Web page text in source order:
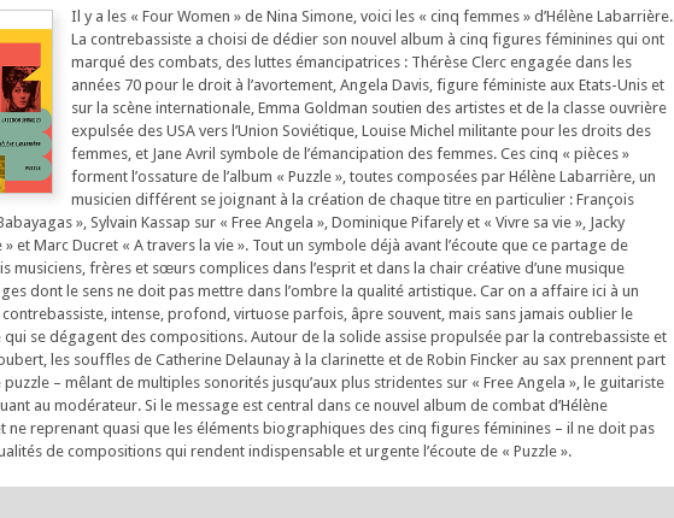
Il y a les « Four Women » de Nina Simone, voici les « cinq femmes » d’Hélène Labarrière.
La contrebassiste a choisi de dédier son nouvel album à cinq figures féminines qui ont
marqué des combats, des luttes émancipatrices : Thérèse Clerc engagée dans les
années 70 pour le droit à l’avortement, Angela Davis, figure féministe aux Etats-Unis et
sur la scène internationale, Emma Goldman soutien des artistes et de la classe ouvrière
expulsée des USA vers l’Union Soviétique, Louise Michel militante pour les droits des
femmes, et Jane Avril symbole de l’émancipation des femmes. Ces cinq « pièces »
forment l’ossature de l’album « Puzzle », toutes composées par Hélène Labarrière, un
musicien différent se joignant à la création de chaque titre en particulier : François
», Sylvain Kassap sur « Free Angela », Dominique Pifarely et « Vivre sa vie », Jacky
et Marc Ducret « A travers la vie ». Tout un symbole déjà avant l’écoute que ce partage de
musiciens, frères et sœurs complices dans l’esprit et dans la chair créative d’une musique
dont le sens ne doit pas mettre dans l’ombre la qualité artistique. Car on a affaire ici à un
intense, profond, virtuose parfois, âpre souvent, mais sans jamais oublier le
qui se dégagent des compositions. Autour de la solide assise propulsée par la contrebassiste et
les souffles de Catherine Delaunay à la clarinette et de Robin Fincker au sax prennent part
puzzle – mêlant de multiples sonorités jusqu’aux plus stridentes sur « Free Angela », le guitariste
au modérateur. Si le message est central dans ce nouvel album de combat d’Hélène
ne reprenant quasi que les éléments biographiques des cinq figures féminines – il ne doit pas
de compositions qui rendent indispensable et urgente l’écoute de « Puzzle ».